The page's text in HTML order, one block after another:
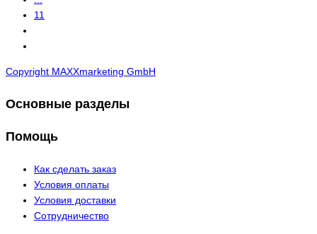
11
Copyright MAXXmarketing GmbH
Основные разделы
Помощь
Как сделать заказ
Условия оплаты
Условия доставки
Сотрудничество